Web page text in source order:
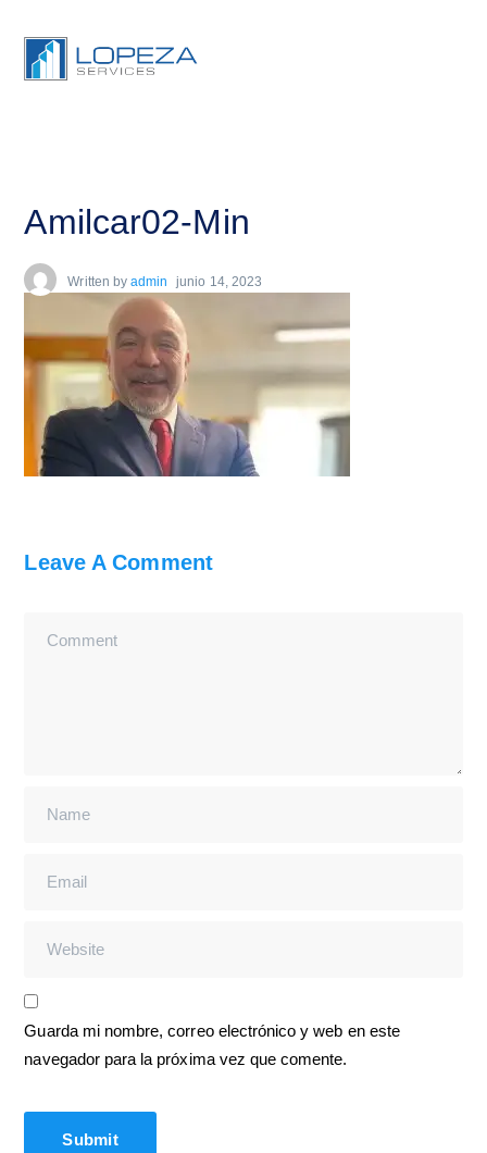
Amilcar02-Min
Written by admin junio 14, 2023
Leave A Comment
Guarda mi nombre, correo electrónico y web en este
navegador para la próxima vez que comente.